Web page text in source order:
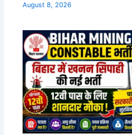
August 8, 2026